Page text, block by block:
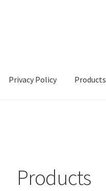
Privacy Policy Products
Products